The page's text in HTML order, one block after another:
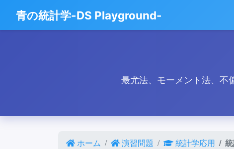
青の統計学-DS Playground-
最尤法、モーメント法、不
ホーム 演習問題 統計学応用